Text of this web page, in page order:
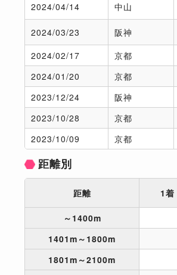
2024/04/14 中山
2024/03/23
阪神
2024/02/17
京都
2024/01/20
京都
2023/12/24
阪神
2023/10/28
京都
2023/10/09 京都
距離別
距離 1着
～1400m
1401m～1800m
1801m～2100m